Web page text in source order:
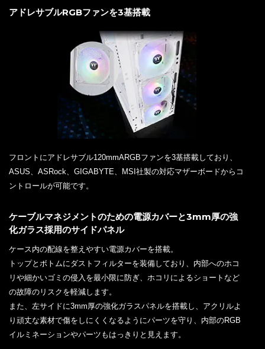
アドレサブルRGBファンを3基搭載
フロントにアドレサブル120mmARGBファンを3基搭載しており、
ASUS、ASRock、GIGABYTE、MSI社製の対応マザーボードからコ
ントロールが可能です。
ケーブルマネジメントのための電源カバーと3mm厚の強
化ガラス採用のサイドパネル
ケース内の配線を整えやすい電源カバーを搭載。
トップとボトムにダストフィルターを装備しており、内部へのホコ
リや細かいゴミの侵入を最小限に防ぎ、ホコリによるショートなど
の故障のリスクを軽減します。
また、左サイドに3mm厚の強化ガラスパネルを搭載し、アクリルよ
り頑丈な素材で傷をしにくくなるようにパーツを守り、内部のRGB
イルミネーションやパーツもはっきりと見えます。